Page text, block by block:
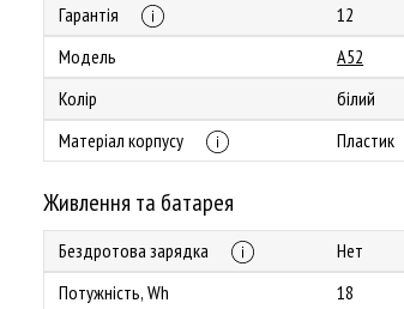
Гарантія
12
Модель
A52
Колір
білий
Матеріал корпусу Пластик
Живлення та батарея
Бездротова зарядка
Нет
Потужність, Wh
18